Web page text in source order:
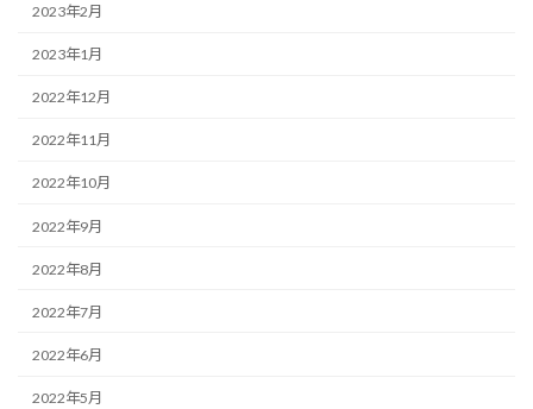
2023年2月
2023年1月
2022年12月
2022年11月
2022年10月
2022年9月
2022年8月
2022年7月
2022年6月
2022年5月